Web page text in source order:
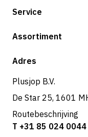
Service
Retouren & service
Assortiment
Shop
Adres
Plusjop B.V.
De Star 25, 1601
Routebeschrijving
T +31 85 024 0044